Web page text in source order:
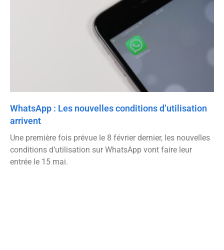
WhatsApp : Les nouvelles conditions d’utilisation
arrivent
Une première fois prévue le 8 février dernier, les nouvelles
conditions d’utilisation sur WhatsApp vont faire leur
entrée le 15 mai.